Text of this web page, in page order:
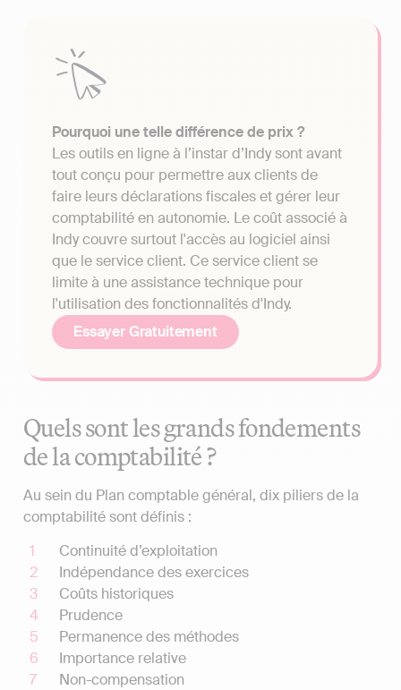
Pourquoi une telle différence de prix ?
Les outils en ligne à l’instar d’Indy sont avant
tout conçu pour permettre aux clients de
faire leurs déclarations fiscales et gérer leur
comptabilité en autonomie. Le coût associé à
Indy couvre surtout l'accès au logiciel ainsi
que le service client. Ce service client se
limite à une assistance technique pour
l'utilisation des fonctionnalités d'Indy.
Essayer Gratuitement
Quels sont les grands fondements
de la comptabilité ?
Au sein du Plan comptable général, dix piliers de la
comptabilité sont définis :
Continuité d’exploitation
Indépendance des exercices
Coûts historiques
Prudence
Permanence des méthodes
Importance relative
Non-compensation